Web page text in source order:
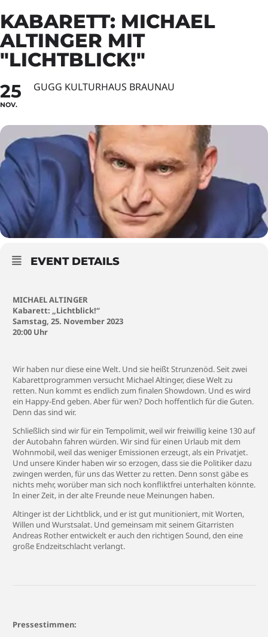
KABARETT: MICHAEL
ALTINGER MIT
"LICHTBLICK!"
25
NOV.
GUGG KULTURHAUS BRAUNAU
EVENT DETAILS
MICHAEL ALTINGER
Kabarett: „Lichtblick!“
Samstag, 25. November 2023
20:00 Uhr
Wir haben nur diese eine Welt. Und sie heißt Strunzenöd. Seit zwei
Kabarettprogrammen versucht Michael Altinger, diese Welt zu
retten. Nun kommt es endlich zum finalen Showdown. Und es wird
ein Happy-End geben. Aber für wen? Doch hoffentlich für die Guten.
Denn das sind wir.
Schließlich sind wir für ein Tempolimit, weil wir freiwillig keine 130 auf
der Autobahn fahren würden. Wir sind für einen Urlaub mit dem
Wohnmobil, weil das weniger Emissionen erzeugt, als ein Privatjet.
Und unsere Kinder haben wir so erzogen, dass sie die Politiker dazu
zwingen werden, für uns das Wetter zu retten. Denn sonst gäbe es
nichts mehr, worüber man sich noch konfliktfrei unterhalten könnte.
In einer Zeit, in der alte Freunde neue Meinungen haben.
Altinger ist der Lichtblick, und er ist gut munitioniert, mit Worten,
Willen und Wurstsalat. Und gemeinsam mit seinem Gitarristen
Andreas Rother entwickelt er auch den richtigen Sound, den eine
große Endzeitschlacht verlangt.
Pressestimmen: